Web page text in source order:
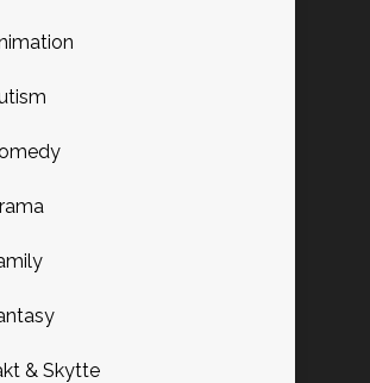
& Skytte